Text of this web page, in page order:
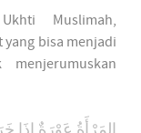
Muslimah,
bisa menjadi